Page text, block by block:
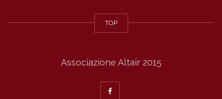
TOP
Associazione Altair 2015